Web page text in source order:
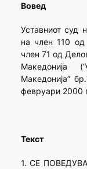
Вовед
Уставниот суд
на член 110 од
член 71 од
Македонија
Македонија”
февруари 2000
Текст
1. СЕ ПОВЕДУВА